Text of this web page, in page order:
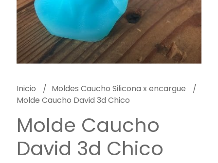
Inicio
Moldes Caucho Silicona x encargue
Molde Caucho David 3d Chico
Molde Caucho
David 3d Chico